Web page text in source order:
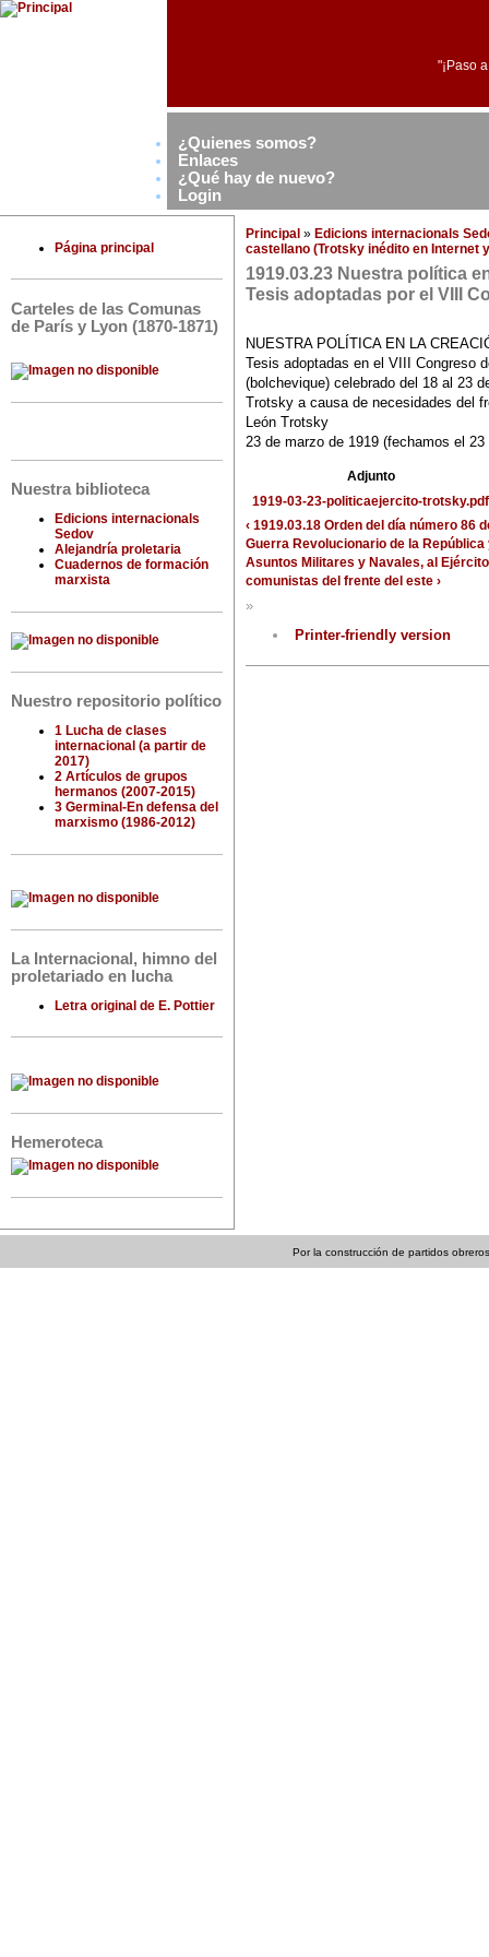
"¡Paso
¿Quienes somos?
Enlaces
¿Qué hay de nuevo?
Login
Página principal
Carteles de las Comunas
de París y Lyon (1870-1871)
Nuestra biblioteca
Edicions internacionals
Sedov
Alejandría proletaria
Cuadernos de formación
marxista
Nuestro repositorio político
1 Lucha de clases
internacional (a partir de
2017)
2 Artículos de grupos
hermanos (2007-2015)
3 Germinal-En defensa del
marxismo (1986-2012)
La Internacional, himno del
proletariado en lucha
Letra original de E. Pottier
Hemeroteca
Principal » Edicions internacionals
castellano (Trotsky inédito en Internet
1919.03.23 Nuestra política
Tesis adoptadas por el VIII
NUESTRA POLÍTICA EN LA
Tesis adoptadas en el VIII Congreso
(bolchevique) celebrado del 18 al 23
Trotsky a causa de necesidades del
León Trotsky
23 de marzo de 1919 (fechamos el
Adjunto
1919-03-23-politicaejercito-trotsky.pdf
‹ 1919.03.18 Orden del día número 86
Guerra Revolucionario de la
Asuntos Militares y Navales, al
comunistas del frente del este ›
»
Printer-friendly version
Por la construcción de partidos